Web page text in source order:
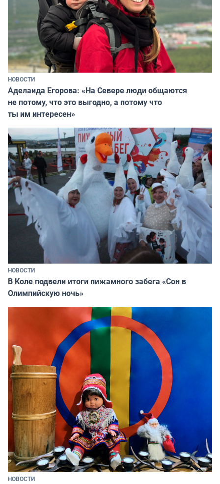
НОВОСТИ
Аделаида Егорова: «На Севере люди общаются
не потому, что это выгодно, а потому что
ты им интересен»
НОВОСТИ
В Коле подвели итоги пижамного забега «Сон в
Олимпийскую ночь»
НОВОСТИ